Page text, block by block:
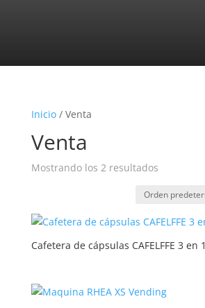
Inicio/ Venta
Venta
Mostrando los 2 resultados
Cafetera de cápsulas CAFELFFE 3 en 1